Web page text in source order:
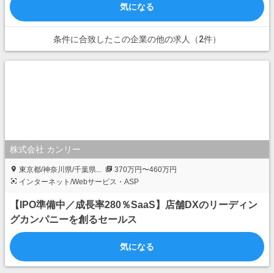
気になる
条件に合致したこの企業の他の求人（2件）
株式会社 カンリー
東京都/神奈川県/千葉県...
370万円〜460万円
インターネット/Webサービス・ASP
【IPO準備中／成長率280％SaaS】店舗DXのリーディン
グカンパニーを創るセールス
気になる